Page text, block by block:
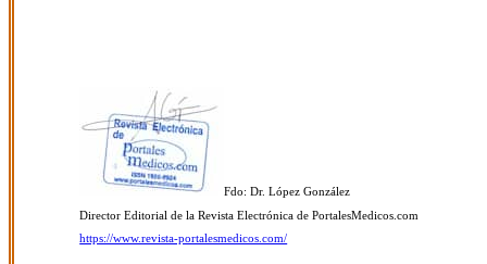
Fdo: Dr. López González
Director Editorial de la Revista Electrónica de PortalesMedicos.com
https://www.revista-portalesmedicos.com/